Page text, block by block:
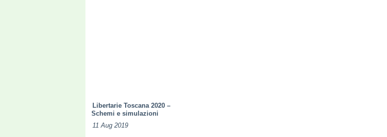
Libertarie Toscana 2020 –
Schemi e simulazioni
11 Aug 2019